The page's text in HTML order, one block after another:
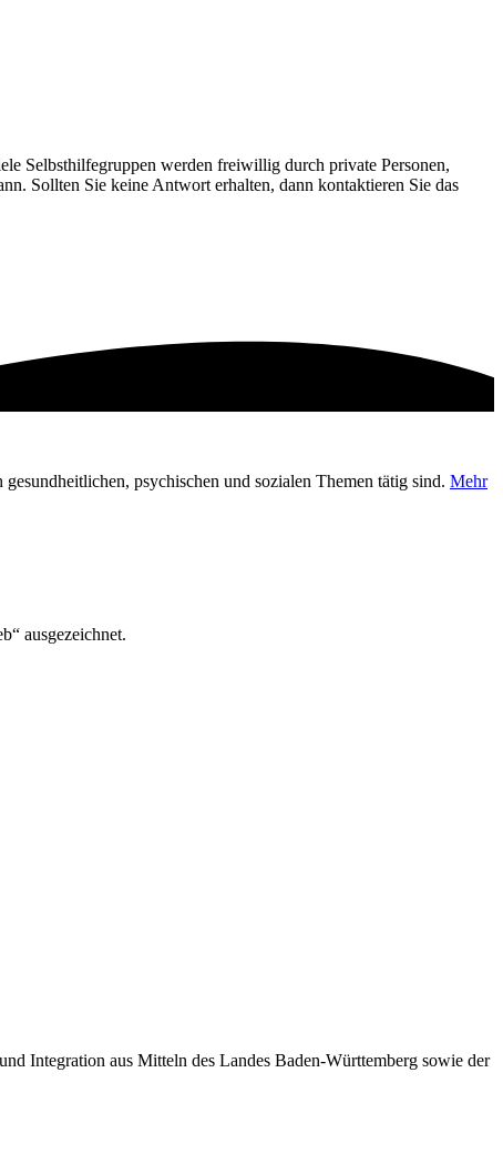
Selbsthilfegruppen werden freiwillig durch private Personen,
Sollten Sie keine Antwort erhalten, dann kontaktieren Sie das
psychischen und sozialen Themen tätig sind. Mehr
ausgezeichnet.
Integration aus Mitteln des Landes Baden-Württemberg sowie der